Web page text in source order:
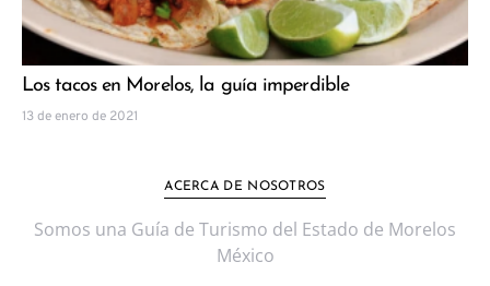
Los tacos en Morelos, la guía imperdible
13 de enero de 2021
ACERCA DE NOSOTROS
Somos una Guía de Turismo del Estado de Morelos
México